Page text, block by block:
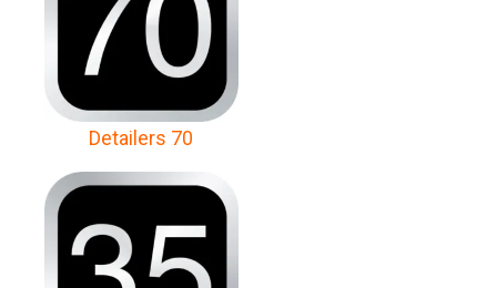
Detailers 70